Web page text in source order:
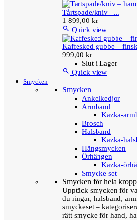
Tårtspade/kniv –...
1 899,00 kr
 Quick view
Kaffesked gubbe –
999,00 kr
Slut i Lager
 Quick view
Smycken
Smycken
Ankelkedjor
Armband
Kazka-
Brosch
Halsband
Kazka-
Hängsmycken
Örhängen
Kazka-
Smycke set
Smycken för hela
Upptäck smycken för
du ringar, halsband,
smyckeset –
rätt smycke för hand,